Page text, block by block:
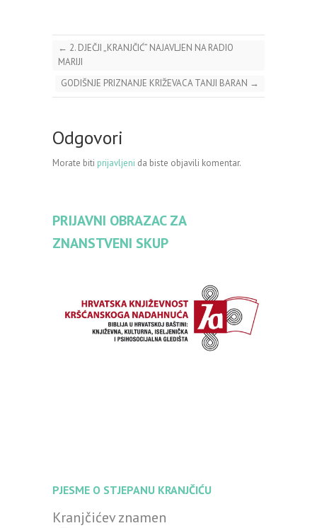
← 2. DJEČJI „KRANJČIĆ” NAJAVLJEN NA RADIO
MARIJI
GODIŠNJE PRIZNANJE KRIŽEVACA TANJI BARAN →
Odgovori
Morate biti prijavljeni da biste objavili komentar.
PRIJAVNI OBRAZAC ZA
ZNANSTVENI SKUP
PJESME O STJEPANU KRANJČIĆU
Kranjčićev znamen